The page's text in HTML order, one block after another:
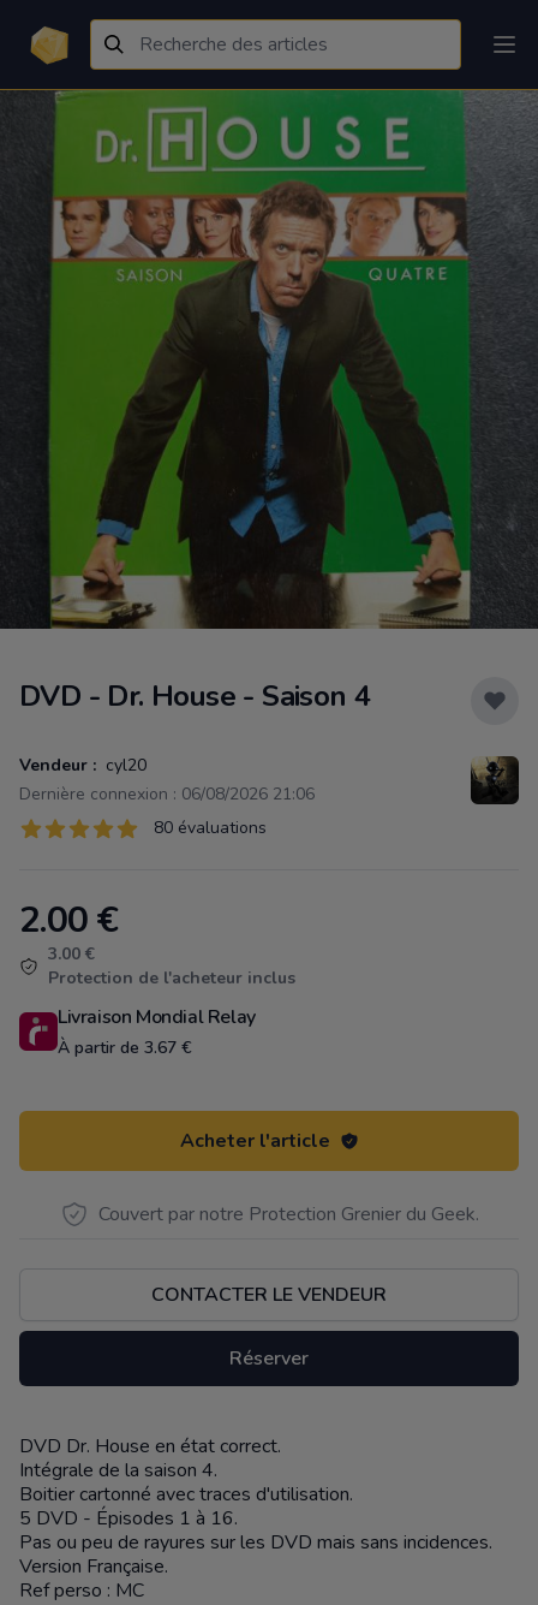
DVD - Dr. House - Saison 4
Vendeur : cyl20
Dernière connexion : 06/08/2026 21:06
Évaluations
80 sur 5 étoiles 80 évaluations
Product information
2.00€
3.00 €
Protection de l'acheteur inclus
Livraison Mondial Relay
À partir de 3.67 €
Acheter l'article
Couvert par notre Protection Grenier du Geek.
CONTACTER LE VENDEUR
Réserver
Description
DVD Dr. House en état correct.
Intégrale de la saison 4.
Boitier cartonné avec traces d'utilisation.
5 DVD - Épisodes 1 à 16.
Pas ou peu de rayures sur les DVD mais sans incidences.
Version Française.
Ref perso : MC